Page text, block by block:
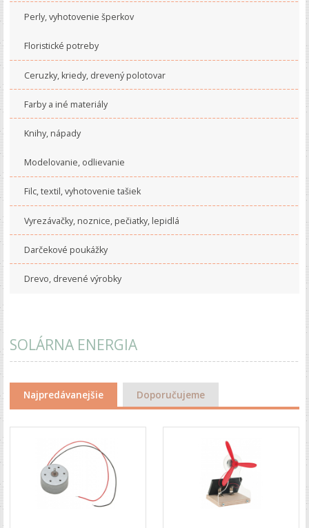
Perly, vyhotovenie šperkov
Floristické potreby
Ceruzky, kriedy, drevený polotovar
Farby a iné materiály
Knihy, nápady
Modelovanie, odlievanie
Filc, textil, vyhotovenie tašiek
Vyrezávačky, noznice, pečiatky, lepidlá
Darčekové poukážky
Drevo, drevené výrobky
SOLÁRNA ENERGIA
Najpredávanejšie Doporučujeme